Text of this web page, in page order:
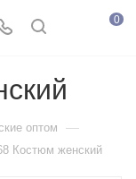
0
оптом —
Костюм женский